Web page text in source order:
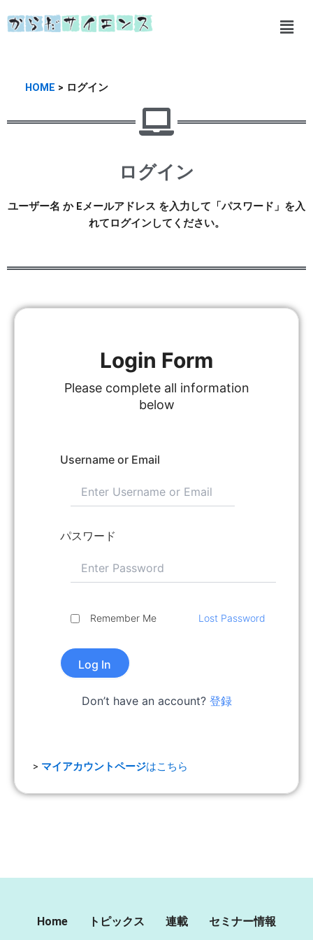
容
メ
ニ
HOME > ログイン
ログイン
ユーザー名 か Eメールアドレス を入力して「パスワード」を入
れてログインしてください。
Login Form
Please complete all information
below
Username or Email
パスワード
Remember Me Lost Password
Don’t have an account? 登録
> マイアカウントページはこちら
Home トピックス 連載 セミナー情報